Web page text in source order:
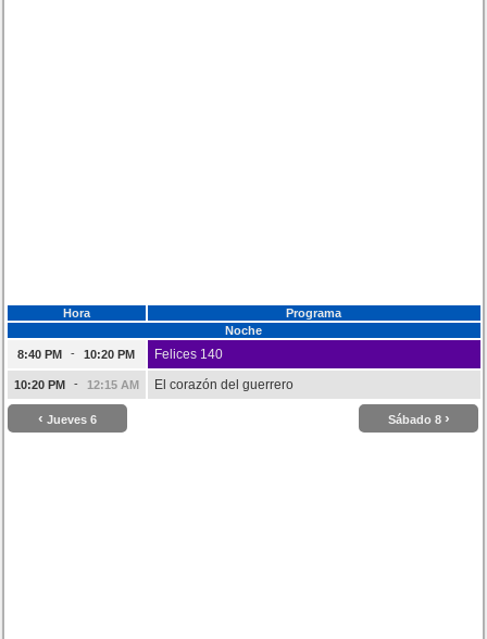
Hora
Programa
Noche
8:40 PM
- 10:20 PM Felices 140
10:20 PM - 12:15 AM El corazón del guerrero
‹ Jueves 6 Sábado 8 ›